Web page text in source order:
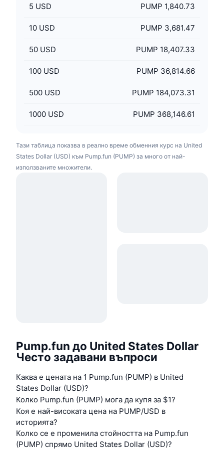
5 USD PUMP 1,840.73
10 USD PUMP 3,681.47
50 USD PUMP 18,407.33
100 USD PUMP 36,814.66
500 USD PUMP 184,073.31
1000 USD PUMP 368,146.61
Тази таблица показва в реално време обменния курс на United
States Dollar (USD) към Pump.fun (PUMP) за много от най-
използваните множители.
Pump.fun до United States Dollar
Често задавани въпроси
Каква е цената на 1 Pump.fun (PUMP) в United
States Dollar (USD)?
Колко Pump.fun (PUMP) мога да купя за $1?
Коя е най-високата цена на PUMP/USD в
историята?
Колко се е променила стойността на Pump.fun
(PUMP) спрямо United States Dollar (USD)?